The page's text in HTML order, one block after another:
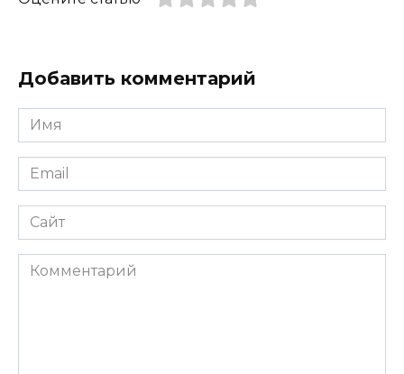
Добавить комментарий
Имя
*
Email
*
Сайт
Комментарий